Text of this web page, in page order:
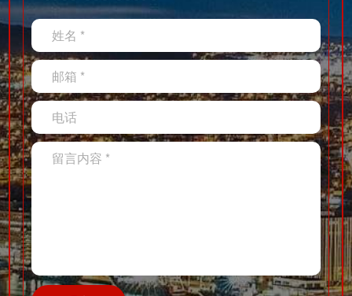
2022-05-20
IPO上市过程中，在建工程这些方面将被重
点审核
姓名 *
邮箱 *
电话
留言内容 *